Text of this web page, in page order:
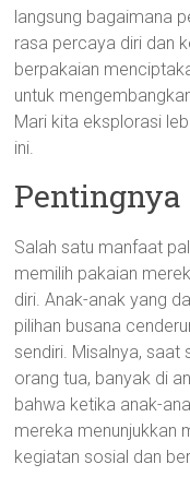
langsung bagaimana
rasa percaya diri dan
berpakaian
untuk
Mari kita eksplorasi
ini.
Pentingnya
Salah satu manfaat
memilih pakaian
diri. Anak-anak yang
pilihan busana
sendiri. Misalnya, saat
orang tua, banyak di
bahwa ketika anak-
mereka menunjukkan
kegiatan sosial dan